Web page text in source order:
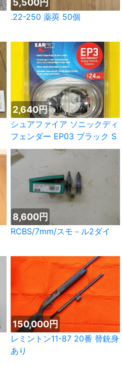
5,500円
.22-250 薬莢 50個
2,640円
シュアファイア ソニックディ
フェンダー EP03 ブラック S
8,600円
RCBS/7mm/スモ－ル2ダイ
150,000円
レミントン11-87 20番 替銃身
あり